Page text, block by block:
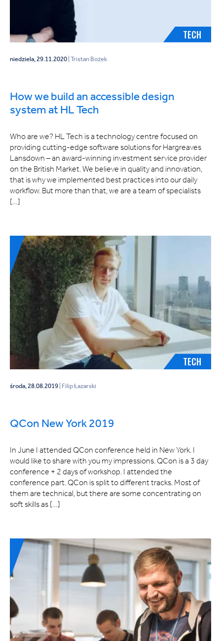
TECH
niedziela, 29.11.2020 | Tristan Bożek
How we build an accessible design
system at HL Tech
Who are we? HL Tech is a technology centre focused on
providing cutting-edge software solutions for Hargreaves
Lansdown – an award-winning investment service provider
on the British Market. We believe in quality and innovation,
that is why we implemented best practices into our daily
workflow. But more than that, we are a team of specialists
[…]
TECH
środa, 28.08.2019 | Filip Łazarski
QCon New York 2019
In June I attended QCon conference held in New York. I
would like to share with you my impressions. QCon is a 3 day
conference + 2 days of workshop. I attended the
conference part. QCon is split to different tracks. Most of
them are technical, but there are some concentrating on
soft skills as […]